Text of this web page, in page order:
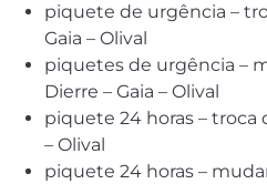
piquete de urgência –
Gaia – Olival
piquetes de urgência –
Dierre – Gaia – Olival
piquete 24 horas – troca
– Olival
piquete 24 horas –